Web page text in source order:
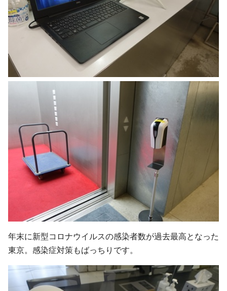
年末に新型コロナウイルスの感染者数が過去最高となった
東京。感染症対策もばっちりです。